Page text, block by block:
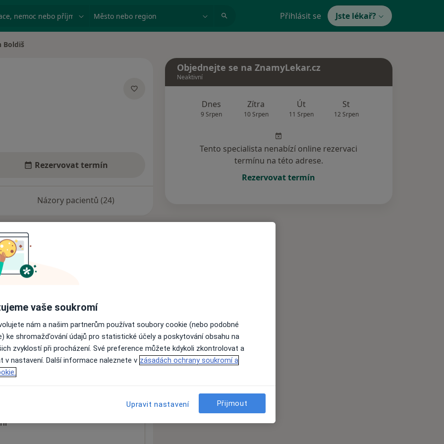
nemoc nebo příjmení Město nebo region Přihlásit se Jste lékař?
Boldiš
Rezervovat termín
Názory pacientů (24)
nejsou k dispozici
informace o svých službách.
Objednejte se na ZnamyLekar.cz
Neaktivní
Dnes
9 Srpen
Zítra
10 Srpen
Út
11 Srpen
St
12 Srpen
Tento specialista nenabízí online rezervaci
termínu na této adrese.
Rezervovat termín
vaše soukromí
nám a našim partnerům používat soubory cookie (nebo podobné
ke shromažďování údajů pro statistické účely a poskytování obsahu na
zvyklostí při procházení. Své preference můžete kdykoli zkontrolovat a
v nastavení. Další informace naleznete v zásadách ochrany soukromí a
Upravit nastavení Přijmout